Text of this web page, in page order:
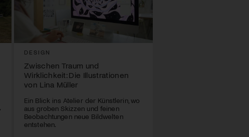
DESIGN
Zwischen Traum und
Wirklichkeit: Die Illustrationen
von Lina Müller
Ein Blick ins Atelier der Künstlerin, wo
aus groben Skizzen und feinen
Beobachtungen neue Bildwelten
entstehen.